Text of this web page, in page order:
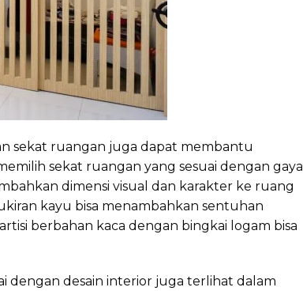
sekat ruangan juga dapat membantu
sekat ruangan yang sesuai dengan gaya
dimensi visual dan karakter ke ruang
kayu bisa menambahkan sentuhan
berbahan kaca dengan bingkai logam bisa
dengan desain interior juga terlihat dalam